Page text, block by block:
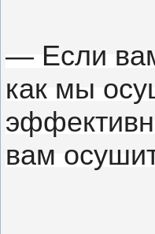
— Если
как мы
вам